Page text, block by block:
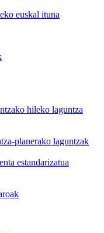
euskal ituna
hileko laguntza
planerako laguntzak
estandarizatua